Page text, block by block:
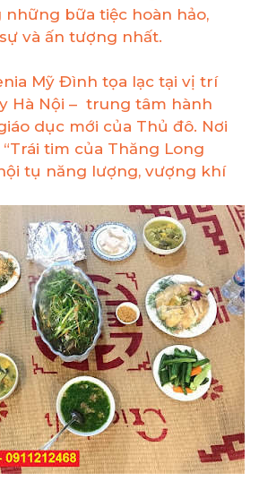
những bữa tiệc hoàn hảo,
và ấn tượng nhất.
Mỹ Đình tọa lạc tại vị trí
Hà Nội – trung tâm hành
dục mới của Thủ đô. Nơi
tim của Thăng Long
tụ năng lượng, vượng khí